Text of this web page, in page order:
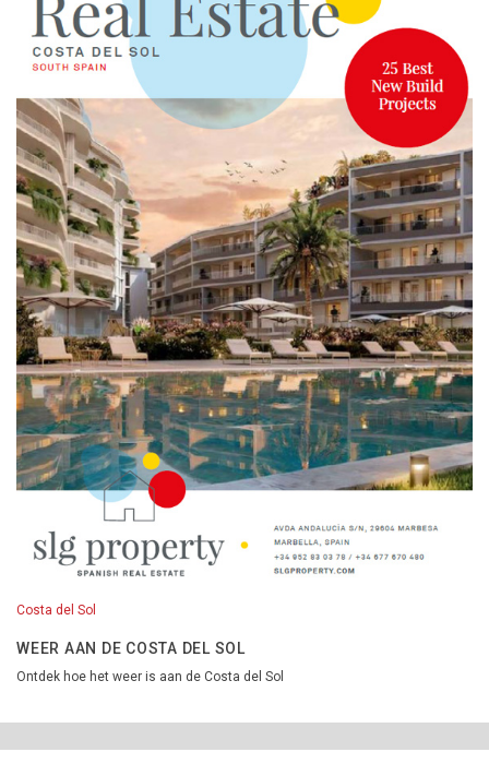
Costa del Sol
WEER AAN DE COSTA DEL SOL
Ontdek hoe het weer is aan de Costa del Sol